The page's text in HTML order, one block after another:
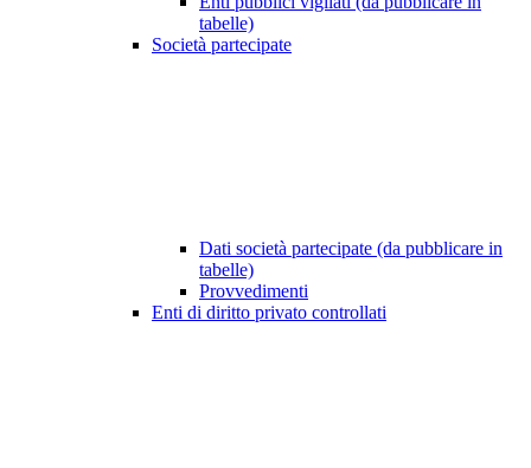
tabelle)
Società partecipate
Dati società partecipate (da pubblicare in
tabelle)
Provvedimenti
Enti di diritto privato controllati